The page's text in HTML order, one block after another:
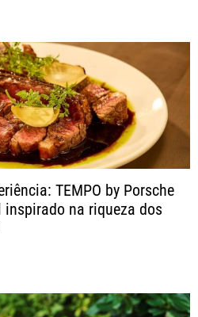
TEMPO by Porsche
na riqueza dos